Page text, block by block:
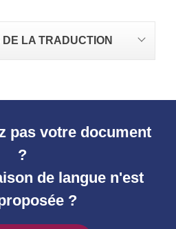
LA TRADUCTION
pas votre document
?
de langue n'est
?